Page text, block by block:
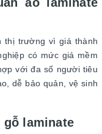
thị trường vì giá thành
có mức giá mềm
với đa số người tiêu
dễ bảo quản, vệ sinh
laminate